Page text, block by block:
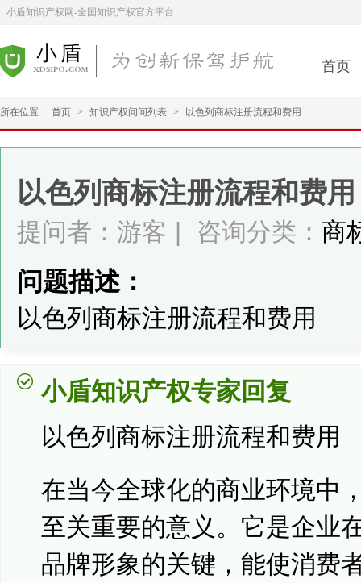
小盾知识产权网-全国知识产权官方平台
首页
所在位置: 首页 > 知识产权问问列表 > 以色列商标注册流程和费用
以色列商标注册流程和费用
提问者：游客 咨询分类： 商
问题描述：
以色列商标注册流程和费用
小盾知识产权专家回复
以色列商标注册流程和费用
在当今全球化的商业环境中
至关重要的意义。它是企业
品牌形象的关键，能使消费